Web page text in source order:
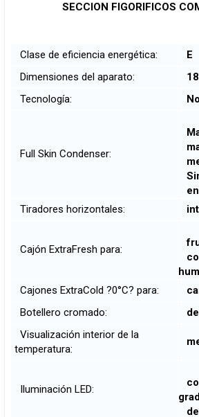
SECCION FIGORIFICOS
Clase de eficiencia energética:
E
Dimensiones del aparato:
Tecnología:
Full Skin Condenser:
en
Tiradores horizontales:
Cajón ExtraFresh para:
Cajones ExtraCold ?0°C? para:
Botellero cromado:
de
Visualización interior de la
temperatura:
Iluminación LED:
de